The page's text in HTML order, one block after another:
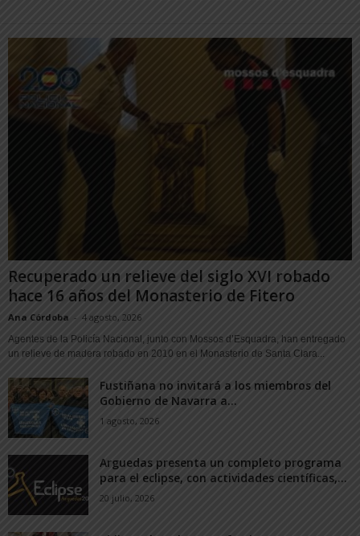
Recuperado un relieve del siglo XVI robado
hace 16 años del Monasterio de Fitero
Ana Córdoba - 4 agosto, 2026
Agentes de la Policía Nacional, junto con Mossos d’Esquadra, han entregado
un relieve de madera robado en 2010 en el Monasterio de Santa Clara...
Fustiñana no invitará a los miembros del
Gobierno de Navarra a...
1 agosto, 2026
Arguedas presenta un completo programa
para el eclipse, con actividades científicas,...
20 julio, 2026